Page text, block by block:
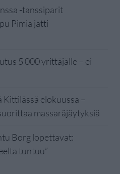
-tanssiparit
Pimiä jätti
5 000 yrittäjälle – ei
Kittilässä elokuussa –
massaräjäytyksiä
Borg lopettavat:
tuntuu”